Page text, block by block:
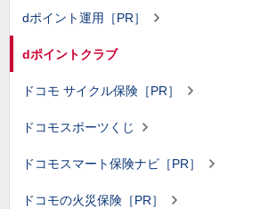
dポイント運用［PR］
dポイントクラブ
ドコモ サイクル保険［PR］
ドコモスポーツくじ
ドコモスマート保険ナビ［PR］
ドコモの火災保険［PR］